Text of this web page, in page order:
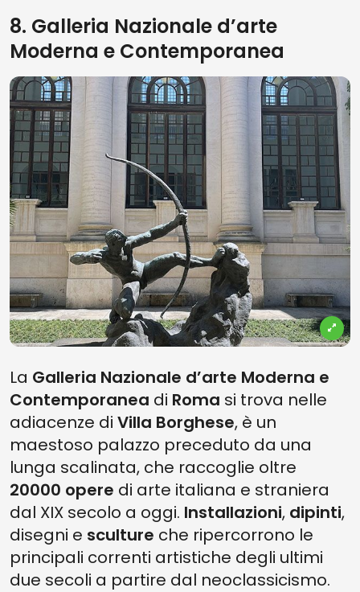
8. Galleria Nazionale d’arte
Moderna e Contemporanea
La Galleria Nazionale d’arte Moderna e
Contemporanea di Roma si trova nelle
adiacenze di Villa Borghese, è un
maestoso palazzo preceduto da una
lunga scalinata, che raccoglie oltre
20000 opere di arte italiana e straniera
dal XIX secolo a oggi. Installazioni, dipinti,
disegni e sculture che ripercorrono le
principali correnti artistiche degli ultimi
due secoli a partire dal neoclassicismo.